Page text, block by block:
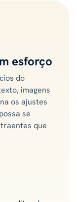
esforço
do
imagens
os ajustes
se
que